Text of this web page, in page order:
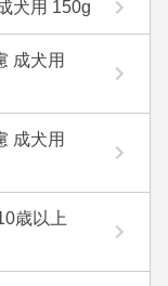
犬用 150g
成犬用
成犬用
歳以上